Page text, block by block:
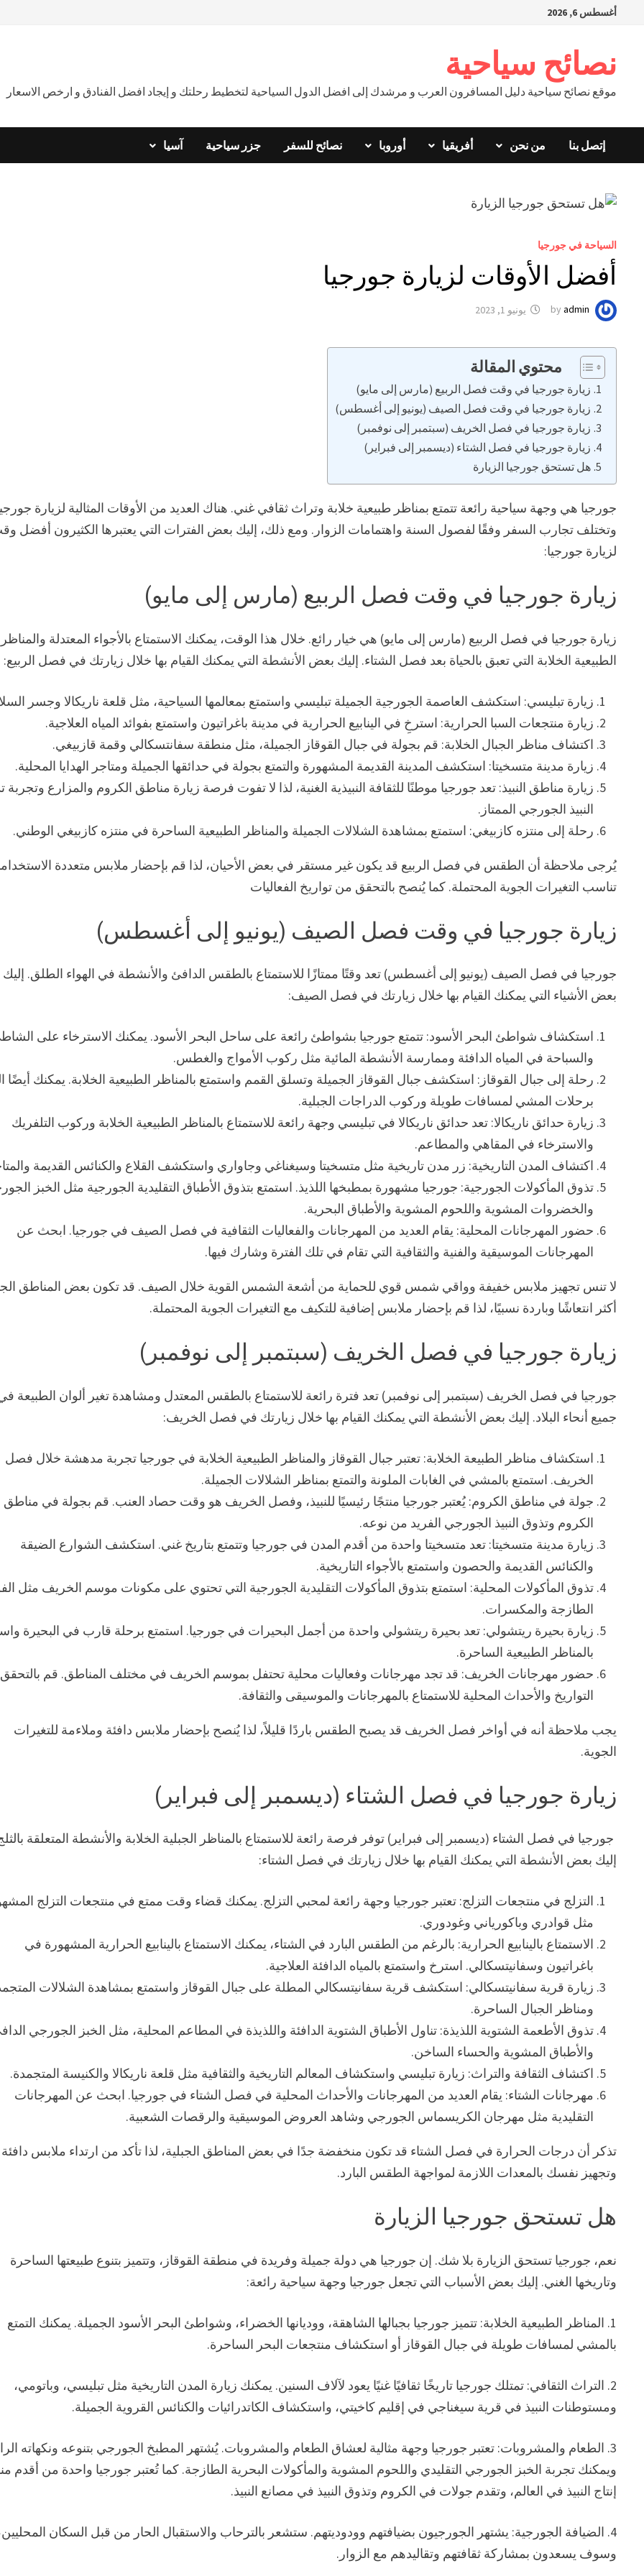
أغسطس 6, 2026
نصائح سياحية
موقع نصائح سياحية دليل المسافرون العرب و مرشدك إلى افضل الدول السياحية لتخطيط رحلتك و إيجاد افضل الفنادق و ارخص الاسعار
إتصل بنا من نحن أفريقيا أوروبا نصائح للسفر جزر سياحية آسيا
السياحة في جورجيا
أفضل الأوقات لزيارة جورجيا
by admin يونيو 1, 2023
محتوي المقالة
زيارة جورجيا في وقت فصل الربيع (مارس إلى مايو)
زيارة جورجيا في وقت فصل الصيف (يونيو إلى أغسطس)
زيارة جورجيا في فصل الخريف (سبتمبر إلى نوفمبر)
زيارة جورجيا في فصل الشتاء (ديسمبر إلى فبراير)
هل تستحق جورجيا الزيارة
جورجيا هي وجهة سياحية رائعة تتمتع بمناظر طبيعية خلابة وتراث ثقافي غني. هناك العديد من الأوقات المثالية لزيارة
وتختلف تجارب السفر وفقًا لفصول السنة واهتمامات الزوار. ومع ذلك، إليك بعض الفترات التي يعتبرها الكثيرون أفضل
لزيارة جورجيا:
زيارة جورجيا في وقت فصل الربيع (مارس إلى مايو)
زيارة جورجيا في فصل الربيع (مارس إلى مايو) هي خيار رائع. خلال هذا الوقت، يمكنك الاستمتاع بالأجواء المعتدلة والمناظر
الطبيعية الخلابة التي تعبق بالحياة بعد فصل الشتاء. إليك بعض الأنشطة التي يمكنك القيام بها خلال زيارتك في فصل الربيع:
زيارة تبليسي: استكشف العاصمة الجورجية الجميلة تبليسي واستمتع بمعالمها السياحية، مثل قلعة ناريكالا وجسر
زيارة منتجعات السبا الحرارية: استرخِ في الينابيع الحرارية في مدينة باغراتيون واستمتع بفوائد المياه العلاجية.
اكتشاف مناظر الجبال الخلابة: قم بجولة في جبال القوقاز الجميلة، مثل منطقة سفانتسكالي وقمة قازبيغي.
زيارة مدينة متسخيتا: استكشف المدينة القديمة المشهورة والتمتع بجولة في حدائقها الجميلة ومتاجر الهدايا المحلية.
زيارة مناطق النبيذ: تعد جورجيا موطنًا للثقافة النبيذية الغنية، لذا لا تفوت فرصة زيارة مناطق الكروم والمزارع وتجربة
النبيذ الجورجي الممتاز.
رحلة إلى منتزه كازبيغي: استمتع بمشاهدة الشلالات الجميلة والمناظر الطبيعية الساحرة في منتزه كازبيغي الوطني.
يُرجى ملاحظة أن الطقس في فصل الربيع قد يكون غير مستقر في بعض الأحيان، لذا قم بإحضار ملابس متعددة
تناسب التغيرات الجوية المحتملة. كما يُنصح بالتحقق من تواريخ الفعاليات
زيارة جورجيا في وقت فصل الصيف (يونيو إلى أغسطس)
جورجيا في فصل الصيف (يونيو إلى أغسطس) تعد وقتًا ممتازًا للاستمتاع بالطقس الدافئ والأنشطة في الهواء الطلق. إليك
بعض الأشياء التي يمكنك القيام بها خلال زيارتك في فصل الصيف:
استكشاف شواطئ البحر الأسود: تتمتع جورجيا بشواطئ رائعة على ساحل البحر الأسود. يمكنك الاسترخاء على
والسباحة في المياه الدافئة وممارسة الأنشطة المائية مثل ركوب الأمواج والغطس.
رحلة إلى جبال القوقاز: استكشف جبال القوقاز الجميلة وتسلق القمم واستمتع بالمناظر الطبيعية الخلابة. يمكنك أيضًا
برحلات المشي لمسافات طويلة وركوب الدراجات الجبلية.
زيارة حدائق ناريكالا: تعد حدائق ناريكالا في تبليسي وجهة رائعة للاستمتاع بالمناظر الطبيعية الخلابة وركوب التلفريك
والاسترخاء في المقاهي والمطاعم.
اكتشاف المدن التاريخية: زر مدن تاريخية مثل متسخيتا وسيغناغي وجاواري واستكشف القلاع والكنائس القديمة
تذوق المأكولات الجورجية: جورجيا مشهورة بمطبخها اللذيذ. استمتع بتذوق الأطباق التقليدية الجورجية مثل الخبز
والخضروات المشوية واللحوم المشوية والأطباق البحرية.
حضور المهرجانات المحلية: يقام العديد من المهرجانات والفعاليات الثقافية في فصل الصيف في جورجيا. ابحث عن
المهرجانات الموسيقية والفنية والثقافية التي تقام في تلك الفترة وشارك فيها.
لا تنس تجهيز ملابس خفيفة وواقي شمس قوي للحماية من أشعة الشمس القوية خلال الصيف. قد تكون بعض المناطق
أكثر انتعاشًا وباردة نسبيًا، لذا قم بإحضار ملابس إضافية للتكيف مع التغيرات الجوية المحتملة.
زيارة جورجيا في فصل الخريف (سبتمبر إلى نوفمبر)
جورجيا في فصل الخريف (سبتمبر إلى نوفمبر) تعد فترة رائعة للاستمتاع بالطقس المعتدل ومشاهدة تغير ألوان الطبيعة
جميع أنحاء البلاد. إليك بعض الأنشطة التي يمكنك القيام بها خلال زيارتك في فصل الخريف:
استكشاف مناظر الطبيعة الخلابة: تعتبر جبال القوقاز والمناظر الطبيعية الخلابة في جورجيا تجربة مدهشة خلال فصل
الخريف. استمتع بالمشي في الغابات الملونة والتمتع بمناظر الشلالات الجميلة.
جولة في مناطق الكروم: يُعتبر جورجيا منتجًا رئيسيًا للنبيذ، وفصل الخريف هو وقت حصاد العنب. قم بجولة في مناطق
الكروم وتذوق النبيذ الجورجي الفريد من نوعه.
زيارة مدينة متسخيتا: تعد متسخيتا واحدة من أقدم المدن في جورجيا وتتمتع بتاريخ غني. استكشف الشوارع الضيقة
والكنائس القديمة والحصون واستمتع بالأجواء التاريخية.
تذوق المأكولات المحلية: استمتع بتذوق المأكولات التقليدية الجورجية التي تحتوي على مكونات موسم الخريف مثل
الطازجة والمكسرات.
زيارة بحيرة ريتشولي: تعد بحيرة ريتشولي واحدة من أجمل البحيرات في جورجيا. استمتع برحلة قارب في البحيرة
بالمناظر الطبيعية الساحرة.
حضور مهرجانات الخريف: قد تجد مهرجانات وفعاليات محلية تحتفل بموسم الخريف في مختلف المناطق. قم
التواريخ والأحداث المحلية للاستمتاع بالمهرجانات والموسيقى والثقافة.
يجب ملاحظة أنه في أواخر فصل الخريف قد يصبح الطقس باردًا قليلاً، لذا يُنصح بإحضار ملابس دافئة وملاءمة للتغيرات
الجوية.
زيارة جورجيا في فصل الشتاء (ديسمبر إلى فبراير)
جورجيا في فصل الشتاء (ديسمبر إلى فبراير) توفر فرصة رائعة للاستمتاع بالمناظر الجبلية الخلابة والأنشطة المتعلقة
إليك بعض الأنشطة التي يمكنك القيام بها خلال زيارتك في فصل الشتاء:
التزلج في منتجعات التزلج: تعتبر جورجيا وجهة رائعة لمحبي التزلج. يمكنك قضاء وقت ممتع في منتجعات التزلج
مثل قوادري وباكورياني وغودوري.
الاستمتاع بالينابيع الحرارية: بالرغم من الطقس البارد في الشتاء، يمكنك الاستمتاع بالينابيع الحرارية المشهورة في
باغراتيون وسفانيتسكالي. استرخ واستمتع بالمياه الدافئة العلاجية.
زيارة قرية سفانيتسكالي: استكشف قرية سفانيتسكالي المطلة على جبال القوقاز واستمتع بمشاهدة الشلالات
ومناظر الجبال الساحرة.
تذوق الأطعمة الشتوية اللذيذة: تناول الأطباق الشتوية الدافئة واللذيذة في المطاعم المحلية، مثل الخبز الجورجي
والأطباق المشوية والحساء الساخن.
اكتشاف الثقافة والتراث: زيارة تبليسي واستكشاف المعالم التاريخية والثقافية مثل قلعة ناريكالا والكنيسة المتجمدة.
مهرجانات الشتاء: يقام العديد من المهرجانات والأحداث المحلية في فصل الشتاء في جورجيا. ابحث عن المهرجانات
التقليدية مثل مهرجان الكريسماس الجورجي وشاهد العروض الموسيقية والرقصات الشعبية.
تذكر أن درجات الحرارة في فصل الشتاء قد تكون منخفضة جدًا في بعض المناطق الجبلية، لذا تأكد من ارتداء ملابس دافئة
وتجهيز نفسك بالمعدات اللازمة لمواجهة الطقس البارد.
هل تستحق جورجيا الزيارة
نعم، جورجيا تستحق الزيارة بلا شك. إن جورجيا هي دولة جميلة وفريدة في منطقة القوقاز، وتتميز بتنوع طبيعتها الساحرة
وتاريخها الغني. إليك بعض الأسباب التي تجعل جورجيا وجهة سياحية رائعة:
1. المناظر الطبيعية الخلابة: تتميز جورجيا بجبالها الشاهقة، ووديانها الخضراء، وشواطئ البحر الأسود الجميلة. يمكنك التمتع
بالمشي لمسافات طويلة في جبال القوقاز أو استكشاف منتجعات البحر الساحرة.
2. التراث الثقافي: تمتلك جورجيا تاريخًا ثقافيًا غنيًا يعود لآلاف السنين. يمكنك زيارة المدن التاريخية مثل تبليسي، وباتومي،
ومستوطنات النبيذ في قرية سيغناجي في إقليم كاخيتي، واستكشاف الكاتدرائيات والكنائس القروية الجميلة.
3. الطعام والمشروبات: تعتبر جورجيا وجهة مثالية لعشاق الطعام والمشروبات. يُشتهر المطبخ الجورجي بتنوعه ونكهاته
ويمكنك تجربة الخبز الجورجي التقليدي واللحوم المشوية والمأكولات البحرية الطازجة. كما تُعتبر جورجيا واحدة من أقدم
إنتاج النبيذ في العالم، وتقدم جولات في الكروم وتذوق النبيذ في مصانع النبيذ.
4. الضيافة الجورجية: يشتهر الجورجيون بضيافتهم وودوديتهم. ستشعر بالترحاب والاستقبال الحار من قبل السكان
وسوف يسعدون بمشاركة ثقافتهم وتقاليدهم مع الزوار.